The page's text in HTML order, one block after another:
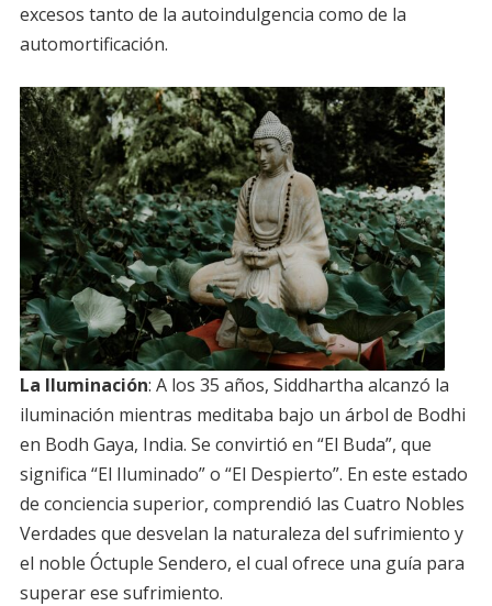
excesos tanto de la autoindulgencia como de la
automortificación.
La Iluminación: A los 35 años, Siddhartha alcanzó la
iluminación mientras meditaba bajo un árbol de Bodhi
en Bodh Gaya, India. Se convirtió en “El Buda”, que
significa “El Iluminado” o “El Despierto”. En este estado
de conciencia superior, comprendió las Cuatro Nobles
Verdades que desvelan la naturaleza del sufrimiento y
el noble Óctuple Sendero, el cual ofrece una guía para
superar ese sufrimiento.